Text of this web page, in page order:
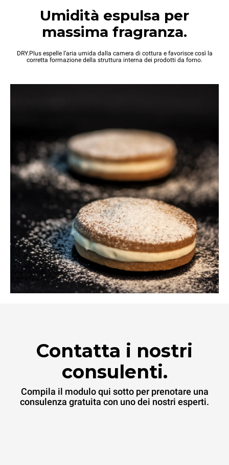
Umidità espulsa per
massima fragranza.
DRY.Plus espelle l’aria umida dalla camera di cottura e favorisce così la
corretta formazione della struttura interna dei prodotti da forno.
Contatta i nostri
consulenti.
Compila il modulo qui sotto per prenotare una
consulenza gratuita con uno dei nostri esperti.